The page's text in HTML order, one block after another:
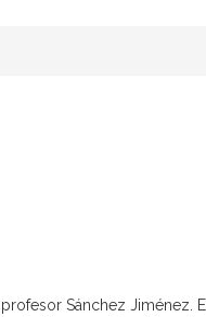
Sánchez Jiménez.